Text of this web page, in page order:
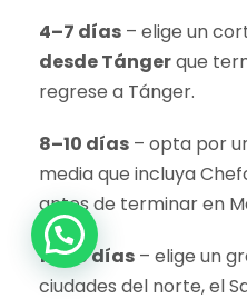
4–7 días – elige un
desde Tángerque
regrese a Tánger.
8–10 días – opta por
media que incluya
antes de terminar en
10–15 días – elige un
ciudades del norte, el